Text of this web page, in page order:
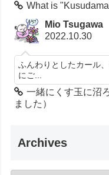
What is
Mio Tsugawa
2022.10.30
ふんわりとしたカール
にご...
一緒にくす玉に沼
ました）
Archives